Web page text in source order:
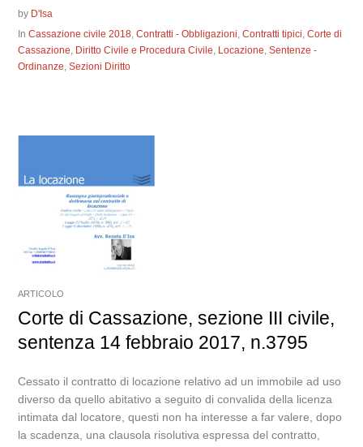
by D'Isa
InCassazione civile 2018,Contratti - Obbligazioni,Contratti tipici,Corte di
Cassazione, Diritto Civile e Procedura Civile, Locazione,Sentenze -
Ordinanze,Sezioni Diritto
ARTICOLO
Corte di Cassazione, sezione III civile,
sentenza 14 febbraio 2017, n.3795
Cessato il contratto di locazione relativo ad un immobile ad uso
diverso da quello abitativo a seguito di convalida della licenza
intimata dal locatore, questi non ha interesse a far valere, dopo
la scadenza, una clausola risolutiva espressa del contratto,